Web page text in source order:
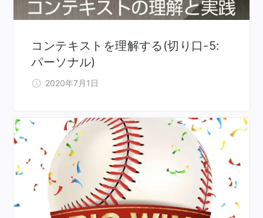
コンテキストを理解する(切り口-5:
パーソナル)
2020年7月1日